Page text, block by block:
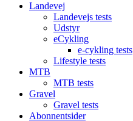
Landevej
Landevejs tests
Udstyr
eCykling
e-cykling tests
Lifestyle tests
MTB
MTB tests
Gravel
Gravel tests
Abonnentsider